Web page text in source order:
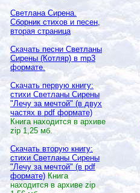
Светлана Сирена.
Сборник стихов и песен,
вторая страница
Скачать песни Светланы
Сирены (Котляр) в mp3
формате.
Скачать первую книгу:
стихи Светланы Сирены
"Лечу за мечтой" (в двух
частях в pdf формате)
Книга находится в архиве
zip 1,25 мб.
Скачать вторую книгу:
стихи Светланы Сирены
"Лечу за мечтой" (в pdf
формате) Книга
находится в архиве zip